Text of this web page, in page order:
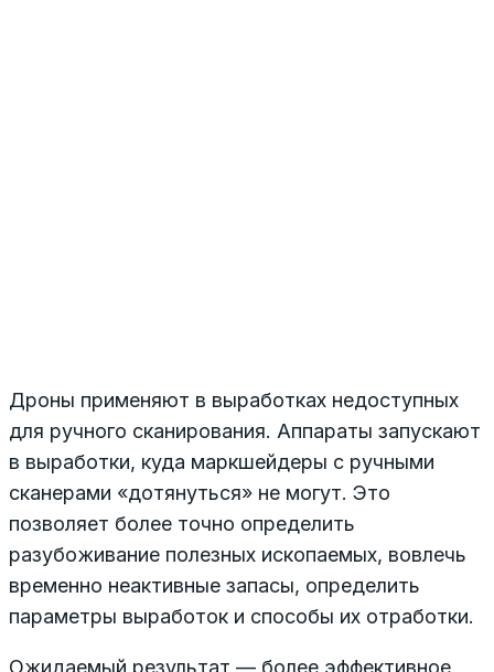
Дроны применяют в выработках недоступных
для ручного сканирования. Аппараты запускают
в выработки, куда маркшейдеры с ручными
сканерами «дотянуться» не могут. Это
позволяет более точно определить
разубоживание полезных ископаемых, вовлечь
временно неактивные запасы, определить
параметры выработок и способы их отработки.
Ожидаемый результат — более эффективное